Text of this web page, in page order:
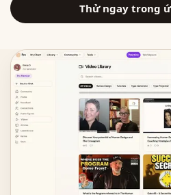
Thử ngay trong